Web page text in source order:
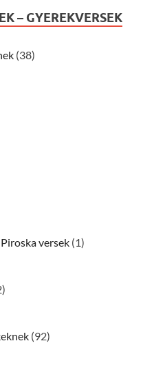
– GYEREKVERSEK
(38)
versek (1)
(92)